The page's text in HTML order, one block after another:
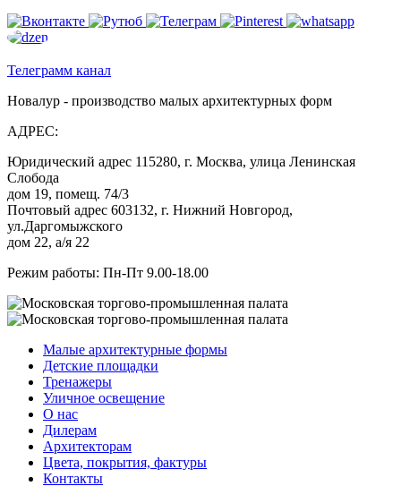
Телеграмм канал
Новалур - производство малых архитектурных форм
АДРЕС:
Юридический адрес 115280, г. Москва, улица Ленинская
Слобода
дом 19, помещ. 74/3
Почтовый адрес 603132, г. Нижний Новгород,
ул.Даргомыжского
дом 22, а/я 22
Режим работы: Пн-Пт 9.00-18.00
Малые архитектурные формы
Детские площадки
Тренажеры
Уличное освещение
О нас
Дилерам
Архитекторам
Цвета, покрытия, фактуры
Контакты